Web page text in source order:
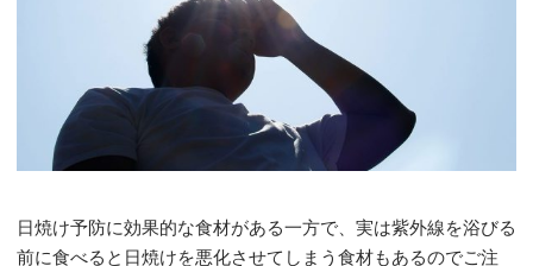
日焼け予防に効果的な食材がある一方で、実は紫外線を浴びる
前に食べると日焼けを悪化させてしまう食材もあるのでご注